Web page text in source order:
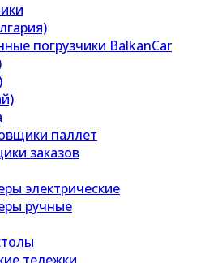
погрузчики BalkanCar
паллет
заказов
электрические
ручные